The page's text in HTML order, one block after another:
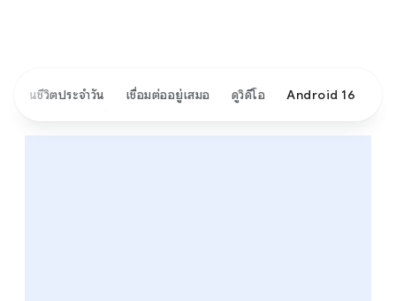
งานในชีวิตประจำวัน เชื่อมต่ออยู่เสมอ ดูวิดีโอ Android 16